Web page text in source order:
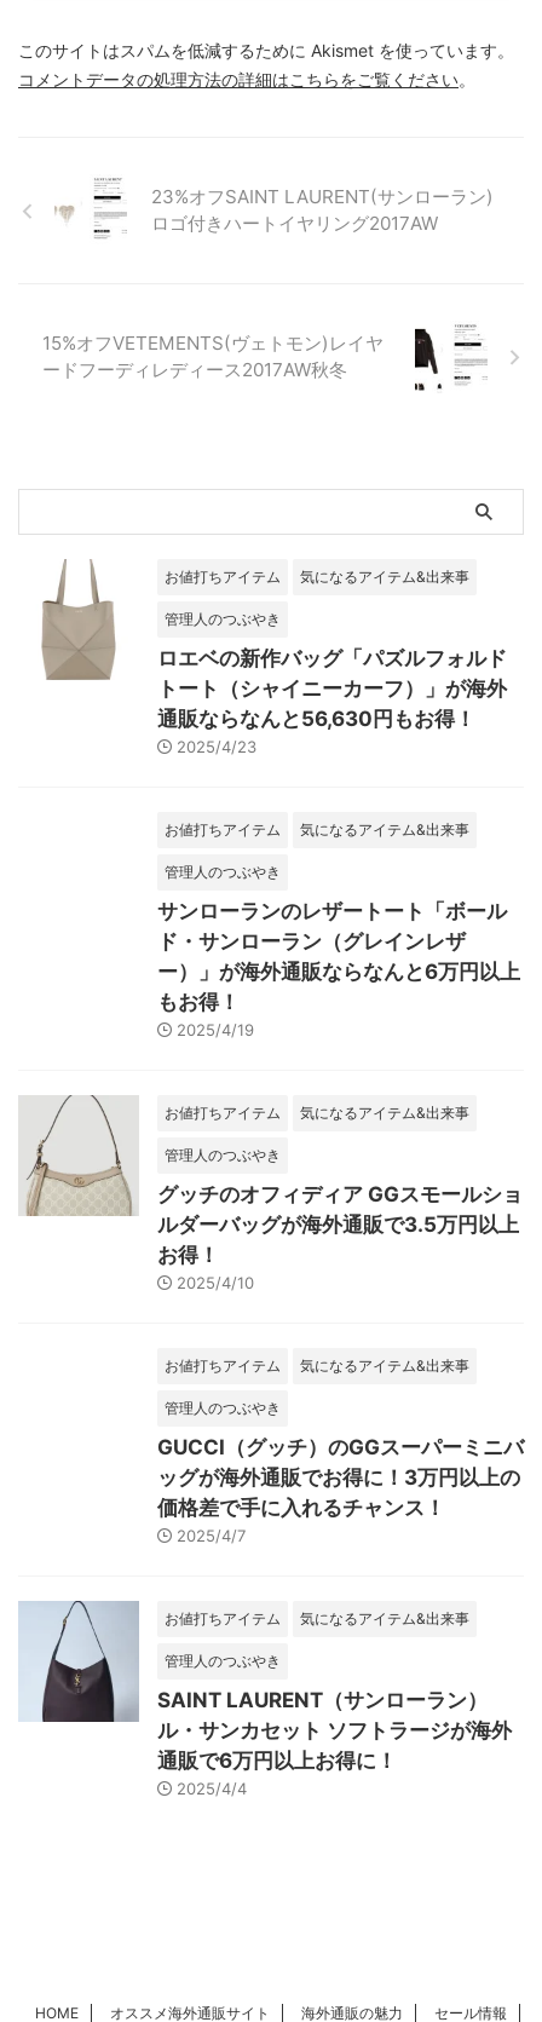
このサイトはスパムを低減するために Akismet を使っています。
コメントデータの処理方法の詳細はこちらをご覧ください。
23%オフSAINT LAURENT(サンローラン)
ロゴ付きハートイヤリング2017AW
15%オフVETEMENTS(ヴェトモン)レイヤ
ードフーディレディース2017AW秋冬
お値打ちアイテム 気になるアイテム&出来事
管理人のつぶやき
ロエベの新作バッグ「パズルフォルド
トート（シャイニーカーフ）」が海外
通販ならなんと56,630円もお得！
2025/4/23
お値打ちアイテム 気になるアイテム&出来事
管理人のつぶやき
サンローランのレザートート「ボール
ド・サンローラン（グレインレザ
ー）」が海外通販ならなんと6万円以上
もお得！
2025/4/19
お値打ちアイテム 気になるアイテム&出来事
管理人のつぶやき
グッチのオフィディア GGスモールショ
ルダーバッグが海外通販で3.5万円以上
お得！
2025/4/10
お値打ちアイテム 気になるアイテム&出来事
管理人のつぶやき
GUCCI（グッチ）のGGスーパーミニバ
ッグが海外通販でお得に！3万円以上の
価格差で手に入れるチャンス！
2025/4/7
お値打ちアイテム 気になるアイテム&出来事
管理人のつぶやき
SAINT LAURENT（サンローラン）
ル・サンカセット ソフトラージが海外
通販で6万円以上お得に！
2025/4/4
HOME オススメ海外通販サイト 海外通販の魅力 セール情報